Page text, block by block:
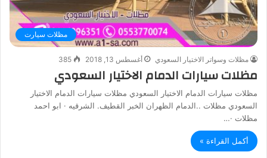
مظلات سيارت
مظلات وسواتر الاختيار السعودي أغسطس 13, 2018 385
مظلات سيارات الدمام الاختيار السعودي
مظلات سيارات الدمام الاختيار السعودي مظلات سيارات الدمام الاختيار
السعودي مظلات ..الدمام الظهران الخبر القطيف. الشرقيه · ابو احمد
مظلات ·…
أكمل القراءة »